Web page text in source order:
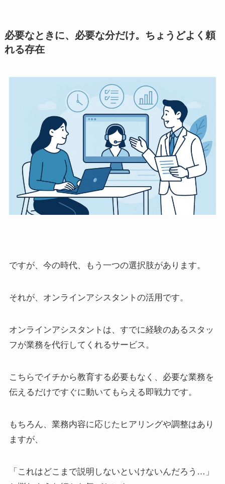
必要なときに、必要な分だけ。ちょうどよく頼
れる存在
ですが、今の時代、もう一つの選択肢があります。
それが、オンラインアシスタントの活用です。
オンラインアシスタントは、すでに経験のあるスタッ
フが業務を代行してくれるサービス。
こちらでイチから教育する必要もなく、必要な業務を
伝えるだけですぐに動いてもらえる即戦力です。
もちろん、業務内容に応じたヒアリングや調整はあり
ますが、
「これはどこまで説明しないといけないんだろう…」